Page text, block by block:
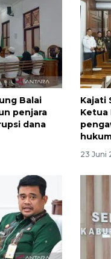
Balai
penjara
dana
Kajati
Ketua
23 Juni
Pelaporan
Sumut
27 April 2026 15:34
IDAI
dokter
jantung
23 Juli 2026 20:04